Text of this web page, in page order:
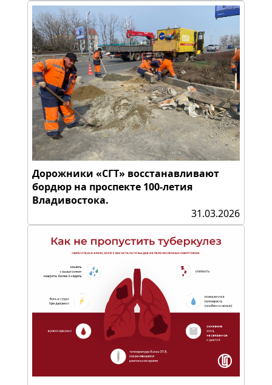
Дорожники «СГТ» восстанавливают
бордюр на проспекте 100-летия
Владивостока.
31.03.2026